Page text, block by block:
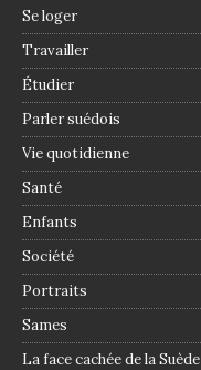
Se loger
Travailler
Étudier
Parler suédois
Vie quotidienne
Santé
Enfants
Société
Portraits
Sames
La face cachée de la Suède